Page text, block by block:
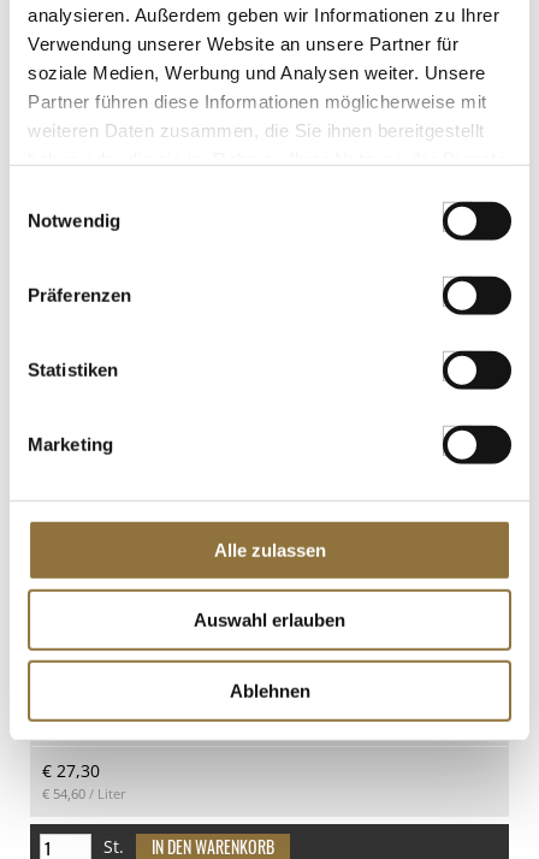
analysieren. Außerdem geben wir Informationen zu Ihrer
Verwendung unserer Website an unsere Partner für
soziale Medien, Werbung und Analysen weiter. Unsere
Partner führen diese Informationen möglicherweise mit
weiteren Daten zusammen, die Sie ihnen bereitgestellt
Notwendig
Präferenzen
Statistiken
Marketing
Alle zulassen
Auswahl erlauben
Ablehnen
LEBENSMITTELKENNZEICHNUNGEN
€ 8,25
€ 16,50 / kg
St.
Ramen-Nudeln, mitteldick, gerade,
€ 21,58/ kg
St.
LEBENSMITTELKENNZEICHNUNGEN
Cocktail- & Longdrinkbasis, 500 ml
Art.Nr.:67187
€ 27,30
€ 54,60 / Liter
St.